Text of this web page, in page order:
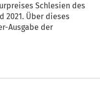
Schle­si­en des
2021. Über die­ses
Aus­ga­be der